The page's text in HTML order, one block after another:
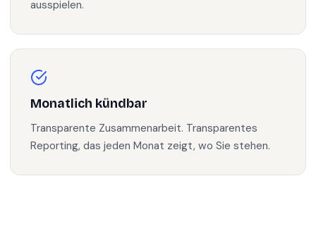
ausspielen.
Monatlich kündbar
Transparente Zusammenarbeit. Transparentes
Reporting, das jeden Monat zeigt, wo Sie stehen.